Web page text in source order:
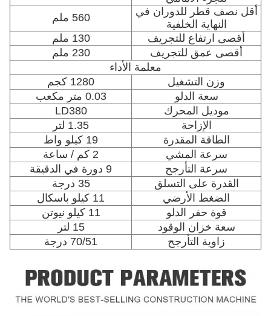
أقل نصف قطر للدوران في
النهاية الخلفية
560 ملم
أقصى ارتفاع للتجريف
130 ملم
أقصى عمق للتجريف
230 ملم
معلمة الأداء
وزن التشغيل
1280 كجم
سعة الدلو
0.03 متر مكعب
موديل المحرك
LD380
الإزاحة
1.35 لتر
الطاقة المقدرة
19 كيلو واط
سرعة المشي
2 كم / ساعة
سرعة التأرجح
9 دورة في الدقيقة
القدرة على التسلق
35 درجة
الضغط الأرضي
11 كيلو باسكال
قوة حفر الدلو
11 كيلو نيوتن
سعة خزان الوقود
15 لتر
زاوية التأرجح
70/51 درجة